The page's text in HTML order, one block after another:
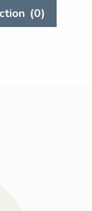
(0)